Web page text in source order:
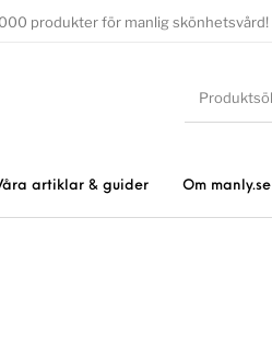
produkter för manlig skönhetsvård!
artiklar & guider Om manly.se